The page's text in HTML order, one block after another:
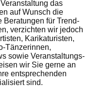
das
auf Wunsch die
Beratungen für Trend-
verzichten wir jedoch
Karikaturisten,
Tänzerinnen,
sowie Veranstaltungs-
wir Sie gerne an
entsprechenden
sind.